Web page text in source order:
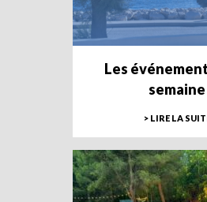
Les
semaine
> LIRE LA